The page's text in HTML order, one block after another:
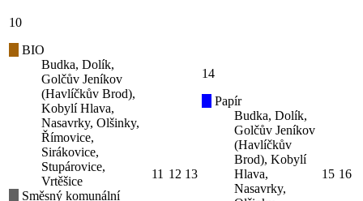
10
BIO
Budka, Dolík,
Golčův Jeníkov
(Havlíčkův Brod),
Kobylí Hlava,
Nasavrky, Olšinky,
Římovice,
Sirákovice,
Stupárovice,
Vrtěšice
Směsný komunální
11 12 13
14
Papír
Budka, Dolík,
Golčův Jeníkov
(Havlíčkův
Brod), Kobylí
Hlava,
Nasavrky,
15 16